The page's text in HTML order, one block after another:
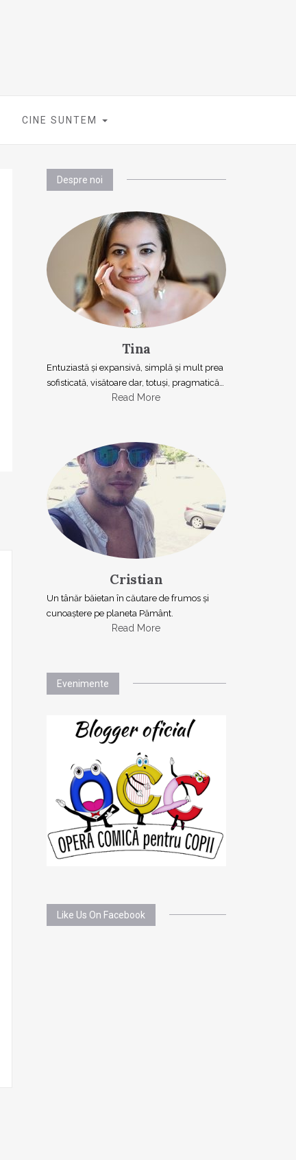
CINE SUNTEM
Despre noi
Tina
Entuziastă şi expansivă, simplă şi mult prea
sofisticată, visătoare dar, totuşi, pragmatică…
Read More
Cristian
Un tânăr băietan în căutare de frumos și
cunoaștere pe planeta Pământ.
Read More
Evenimente
Like Us On Facebook